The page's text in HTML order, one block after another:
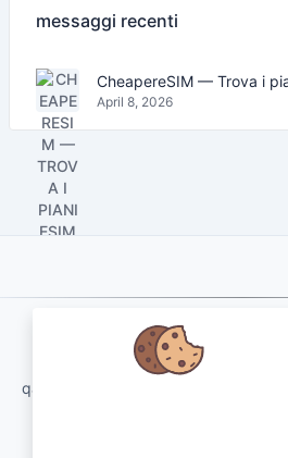
messaggi recenti
April 8, 2026
qartvelo.com free online tools and